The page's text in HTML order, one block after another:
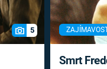
5
Smrt